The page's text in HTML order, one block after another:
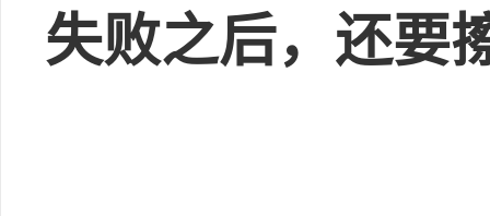
失败之后，还要